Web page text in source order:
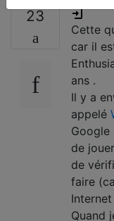
23
Cette
car il
ans .
Il y a
appelé
Google
de
de
faire
Quand